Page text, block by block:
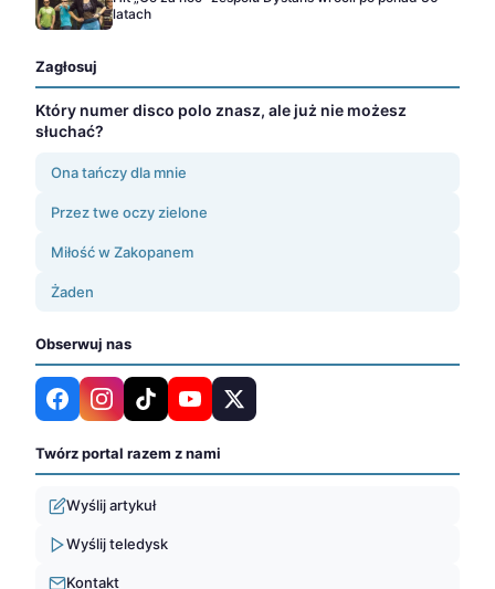
latach
Zagłosuj
Który numer disco polo znasz, ale już nie możesz
słuchać?
Ona tańczy dla mnie
Przez twe oczy zielone
Miłość w Zakopanem
Żaden
Obserwuj nas
Twórz portal razem z nami
Wyślij artykuł
Wyślij teledysk
Kontakt